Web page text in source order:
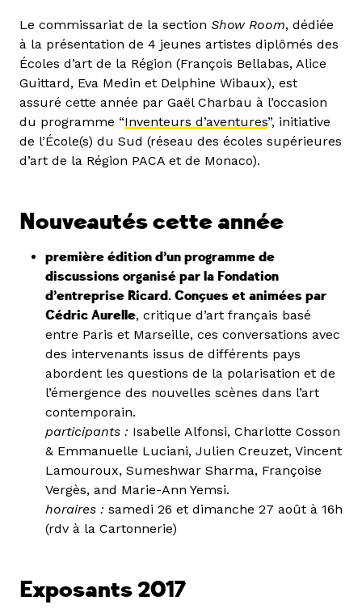
Le commissariat de la section Show Room, dédiée
à la présentation de 4 jeunes artistes diplômés des
Écoles d’art de la Région (François Bellabas, Alice
Guittard, Eva Medin et Delphine Wibaux), est
assuré cette année par Gaël Charbau à l’occasion
du programme “Inventeurs d’aventures”, initiative
de l’École(s) du Sud (réseau des écoles supérieures
d’art de la Région PACA et de Monaco).
Nouveautés cette année
première édition d’un programme de
discussions organisé par la Fondation
d’entreprise Ricard. Conçues et animées par
Cédric Aurelle, critique d’art français basé
entre Paris et Marseille, ces conversations avec
des intervenants issus de différents pays
abordent les questions de la polarisation et de
l’émergence des nouvelles scènes dans l’art
contemporain.
participants : Isabelle Alfonsi, Charlotte Cosson
& Emmanuelle Luciani, Julien Creuzet, Vincent
Lamouroux, Sumeshwar Sharma, Françoise
Vergès, and Marie-Ann Yemsi.
horaires : samedi 26 et dimanche 27 août à 16h
(rdv à la Cartonnerie)
Exposants 2017